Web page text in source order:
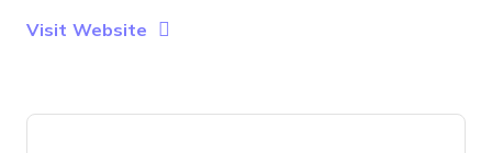
Visit Website Opens New Window